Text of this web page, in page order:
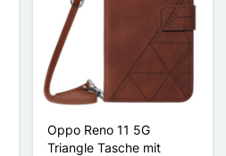
Oppo Reno 11 5G
Triangle Tasche mit